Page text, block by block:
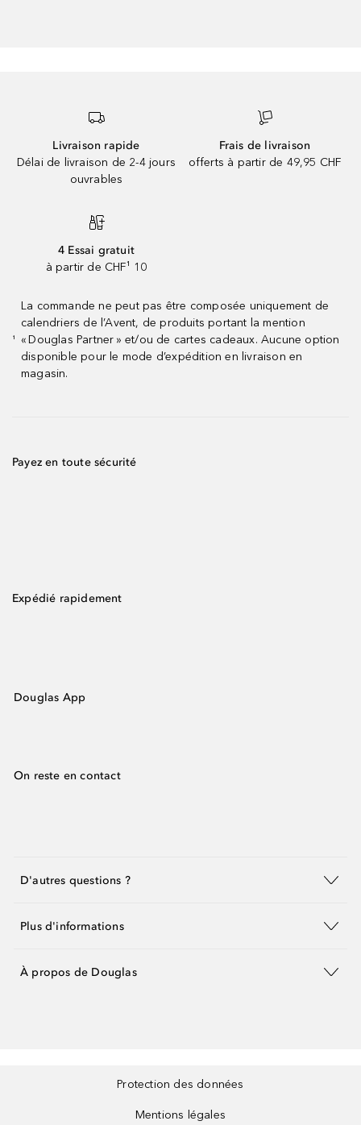
Livraison rapide
Délai de livraison de 2-4 jours
ouvrables
Frais de livraison
offerts à partir de 49,95 CHF
4 Essai gratuit
à partir de CHF¹ 10
¹
La commande ne peut pas être composée uniquement de
calendriers de l’Avent, de produits portant la mention
« Douglas Partner » et/ou de cartes cadeaux. Aucune option
disponible pour le mode d’expédition en livraison en
magasin.
Payez en toute sécurité
Expédié rapidement
Douglas App
On reste en contact
D'autres questions ?
Plus d'informations
À propos de Douglas
Protection des données
Mentions légales